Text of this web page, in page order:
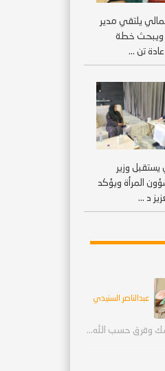
يلتقي مدير
ويبحث خطة
تن ...
يستقبل وزير
المرأة ويؤكد
د ...
عبدالناصر السنيدي
وفرق حسب الله...